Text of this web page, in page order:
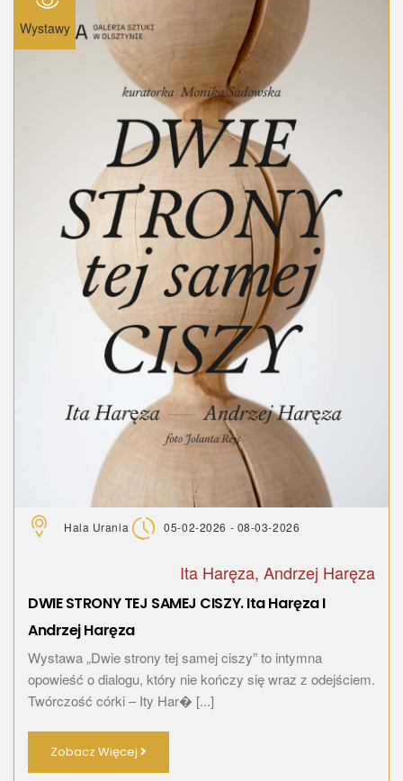
Wystawy
Hala Urania 05-02-2026 - 08-03-2026
Ita Haręza, Andrzej Haręza
DWIE STRONY TEJ SAMEJ CISZY. Ita Haręza I
Andrzej Haręza
Wystawa „Dwie strony tej samej ciszy” to intymna
opowieść o dialogu, który nie kończy się wraz z odejściem.
Twórczość córki – Ity Har� [...]
Zobacz Więcej